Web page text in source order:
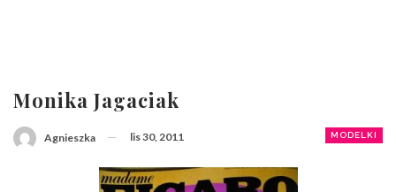
Monika Jagaciak
MODELKI
Agnieszka lis 30, 2011